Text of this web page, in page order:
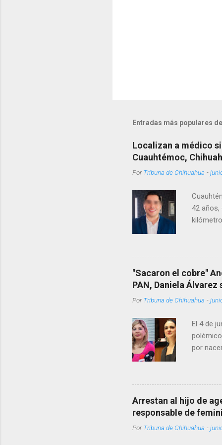
Entradas más populares
Localizan a médico
Cuauhtémoc,
PorTribuna de Chihuahua -
42 años,
Rotario
"Sacaron el cobre"
PAN, Daniela
PorTribuna de Chihuahua -
El 4 de
por
¿Qué tal
tendrá
favor,
han sido
Arrestan al hijo de
responsable de
PorTribuna de Chihuahua -